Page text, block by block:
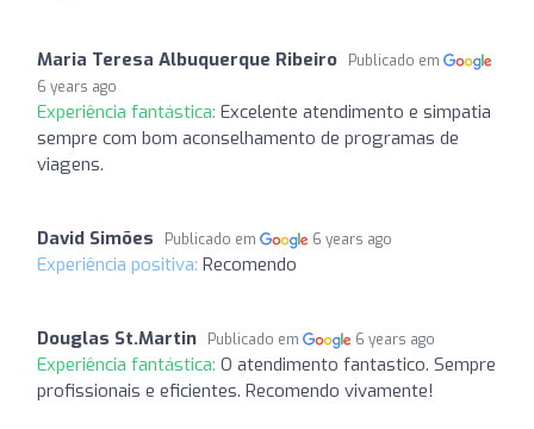
Maria Teresa Albuquerque Ribeiro
Publicado em
6 years ago
Experiência fantástica: Excelente atendimento e simpatia
sempre com bom aconselhamento de programas de
viagens.
David Simões Publicado em 6 years ago
Experiência positiva: Recomendo
Douglas St.Martin Publicado em 6 years ago
Experiência fantástica: O atendimento fantastico. Sempre
profissionais e eficientes. Recomendo vivamente!